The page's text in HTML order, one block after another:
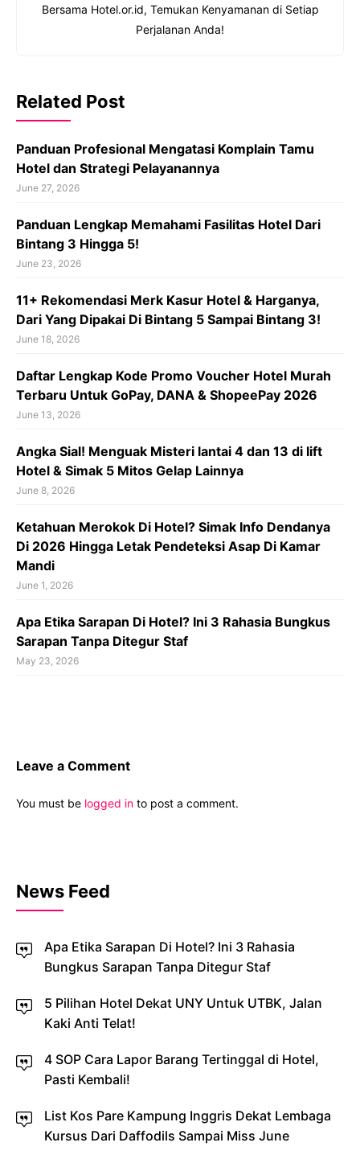
Bersama Hotel.or.id, Temukan Kenyamanan di Setiap
Perjalanan Anda!
Related Post
Panduan Profesional Mengatasi Komplain Tamu
Hotel dan Strategi Pelayanannya
June 27, 2026
Panduan Lengkap Memahami Fasilitas Hotel Dari
Bintang 3 Hingga 5!
June 23, 2026
11+ Rekomendasi Merk Kasur Hotel & Harganya,
Dari Yang Dipakai Di Bintang 5 Sampai Bintang 3!
June 18, 2026
Daftar Lengkap Kode Promo Voucher Hotel Murah
Terbaru Untuk GoPay, DANA & ShopeePay 2026
June 13, 2026
Angka Sial! Menguak Misteri lantai 4 dan 13 di lift
Hotel & Simak 5 Mitos Gelap Lainnya
June 8, 2026
Ketahuan Merokok Di Hotel? Simak Info Dendanya
Di 2026 Hingga Letak Pendeteksi Asap Di Kamar
Mandi
June 1, 2026
Apa Etika Sarapan Di Hotel? Ini 3 Rahasia Bungkus
Sarapan Tanpa Ditegur Staf
May 23, 2026
Leave a Comment
You must be logged in to post a comment.
News Feed
Apa Etika Sarapan Di Hotel? Ini 3 Rahasia
Bungkus Sarapan Tanpa Ditegur Staf
5 Pilihan Hotel Dekat UNY Untuk UTBK, Jalan
Kaki Anti Telat!
4 SOP Cara Lapor Barang Tertinggal di Hotel,
Pasti Kembali!
List Kos Pare Kampung Inggris Dekat Lembaga
Kursus Dari Daffodils Sampai Miss June